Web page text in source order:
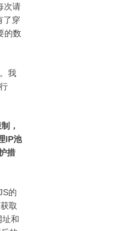
次请
了穿
的数
我
，
IP池
措
的
取
址和